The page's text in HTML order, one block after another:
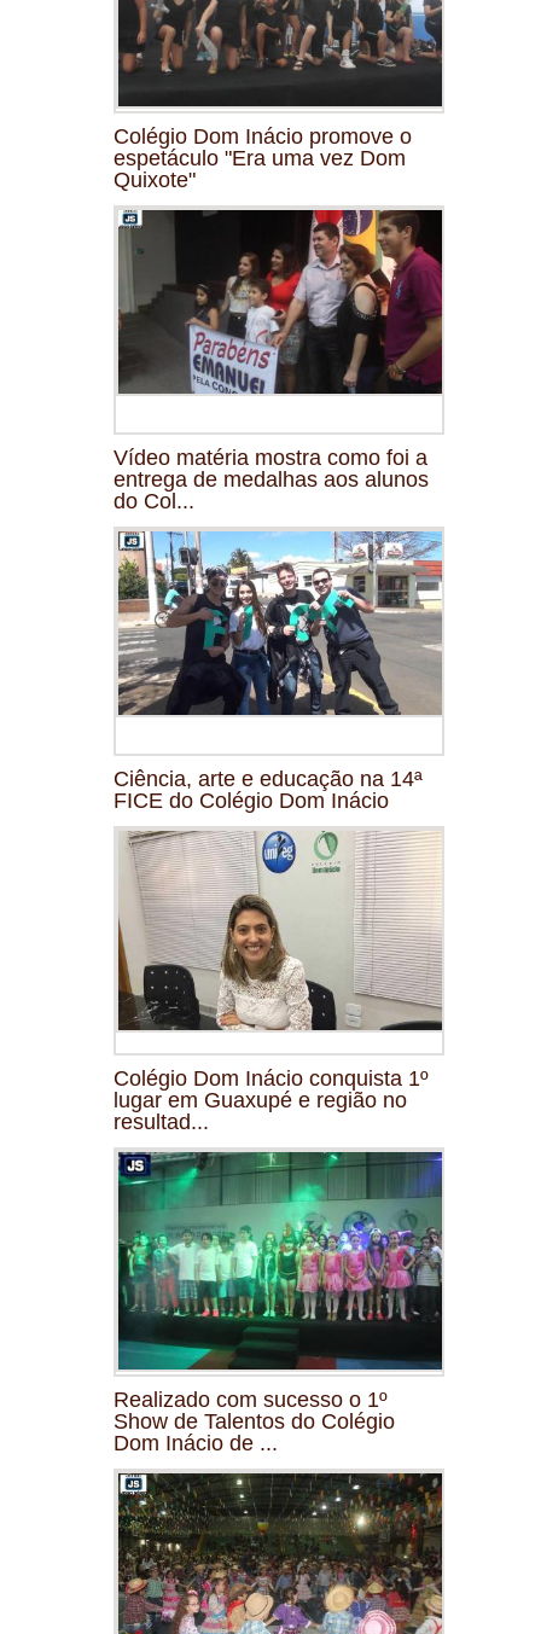
Colégio Dom Inácio promove o
espetáculo "Era uma vez Dom
Quixote"
Vídeo matéria mostra como foi a
entrega de medalhas aos alunos
do Col...
Ciência, arte e educação na 14ª
FICE do Colégio Dom Inácio
Colégio Dom Inácio conquista 1º
lugar em Guaxupé e região no
resultad...
Realizado com sucesso o 1º
Show de Talentos do Colégio
Dom Inácio de ...